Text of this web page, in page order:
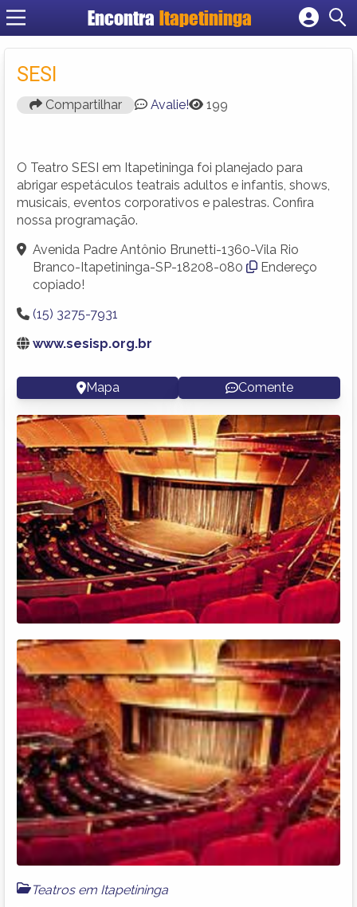
Encontra Itapetininga
Cadastrar empresa
SESI
Compartilhar Avalie! 199
O Teatro SESI em Itapetininga foi planejado para
abrigar espetáculos teatrais adultos e infantis, shows,
musicais, eventos corporativos e palestras. Confira
nossa programação.
Avenida Padre Antônio Brunetti-1360-Vila Rio
Branco-Itapetininga-SP-18208-080
Endereço
copiado!
(15) 3275-7931
www.sesisp.org.br
Mapa Comente
Teatros em Itapetininga